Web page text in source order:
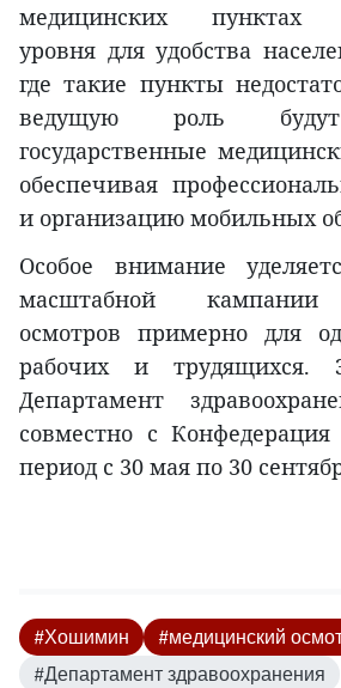
медицинских пунктах
уровня для удобства
где такие пункты
ведущую роль
государственные
обеспечивая
и организацию мобильных
Особое внимание
масштабной кампании
осмотров примерно для
рабочих и трудящихся.
Департамент
совместно с
период с 30 мая по 30
#Хошимин
#медицинский
#Департамент здравоохранения